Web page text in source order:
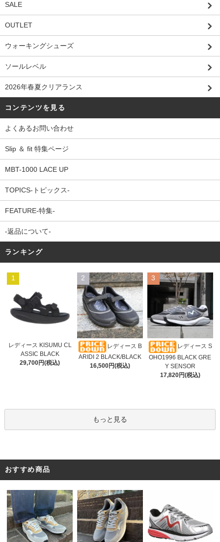
SALE
OUTLET
ウォーキングシューズ
ソールレベル
2026年春夏クリアランス
コンテンツを見る
よくあるお問い合わせ
Slip ＆ fit 特集ページ
MBT-1000 LACE UP
TOPICS-トピックス-
FEATURE-特集-
-返品について-
ランキング
1
レディース KISUMU CL
ASSIC BLACK
29,700円(税込)
2
レディース B
ARIDI 2 BLACK/BLACK
16,500円(税込)
3
レディース S
OHO1996 BLACK GRE
Y SENSOR
17,820円(税込)
もっと見る
おすすめ商品